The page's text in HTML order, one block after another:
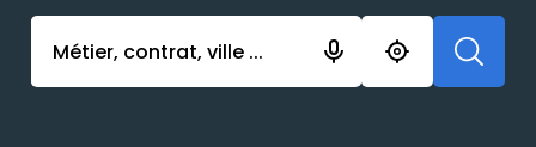
Activer l’élément pour lancer l’enregistrement.